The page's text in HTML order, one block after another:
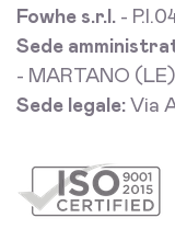
Fowhe s.r.l. -
Sede
- MARTANO (LE)
Sede legale: Via